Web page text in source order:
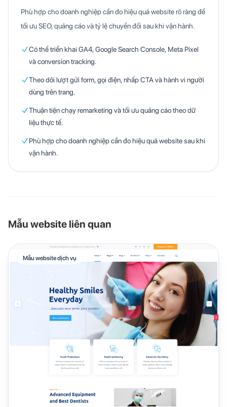
Phù hợp cho doanh nghiệp cần đo hiệu quả website rõ ràng để
tối ưu SEO, quảng cáo và tỷ lệ chuyển đổi sau khi vận hành.
Có thể triển khai GA4, Google Search Console, Meta Pixel
và conversion tracking.
Theo dõi lượt gửi form, gọi điện, nhấp CTA và hành vi người
dùng trên trang.
Thuận tiện chạy remarketing và tối ưu quảng cáo theo dữ
liệu thực tế.
Phù hợp cho doanh nghiệp cần đo hiệu quả website sau khi
vận hành.
Mẫu website liên quan
Mẫu website dịch vụ